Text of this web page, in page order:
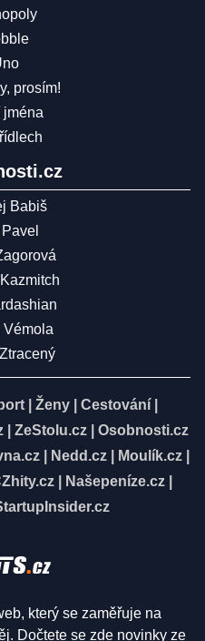
prosím!
jména
Babiš
Vémola
Ženy Cestování
ZeStolu.cz
Osobnosti.cz
| Nedd.cz| Moulík.cz|
Našepeníze.cz
který se zaměřuje na
Dočtete se zde novinky ze